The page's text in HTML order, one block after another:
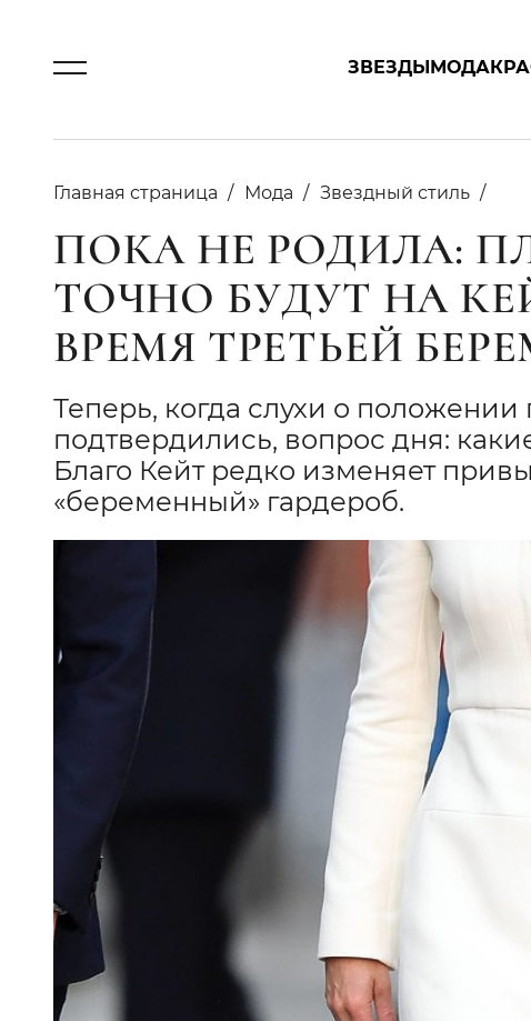
ЗВЕЗДЫМОДА
Главная страница Мода Звездный стиль
ПОКА НЕ РОДИЛА:
ТОЧНО БУДУТ НА
ВРЕМЯ ТРЕТЬЕЙ
Теперь, когда слухи о
подтвердились, вопрос дня:
Благо Кейт редко изменяет
«беременный» гардероб.